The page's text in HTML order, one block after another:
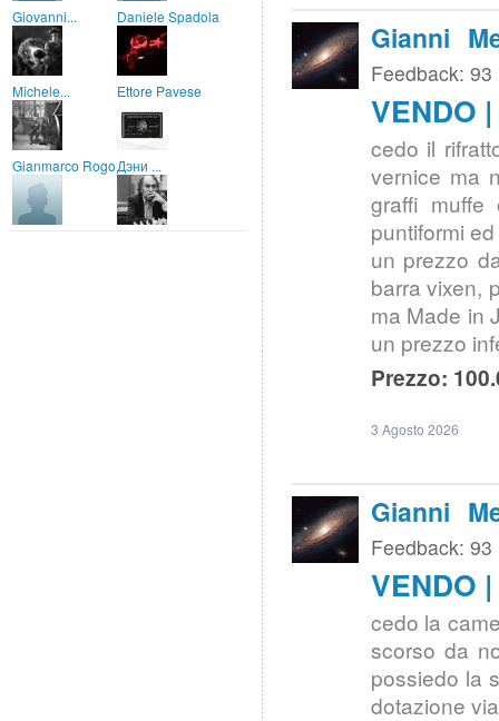
Giovanni... Daniele Spadola
Michele... Ettore Pavese
Gianmarco RogoДэни ...
Gianni
Feedback: 93
VENDO
cedo il
vernice ma
graffi muffe
puntiformi
un prezzo
barra vixen,
ma Made in
un prezzo
Prezzo:
3 Agosto 2026
Gianni
Feedback: 93
VENDO
cedo la
scorso da
possiedo la
dotazione